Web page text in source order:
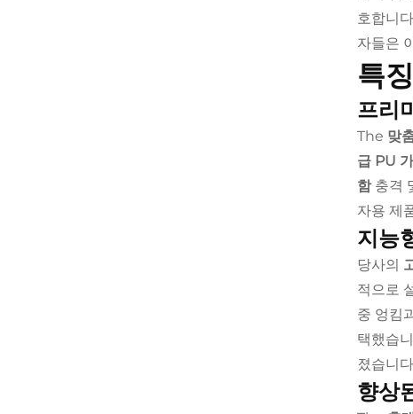
호합니다
자들은
특
프리
The 맞
급 PU
함 충격
자용 제
지능
당사의
적으로
중 엉킴
택했습
졌습니
향상